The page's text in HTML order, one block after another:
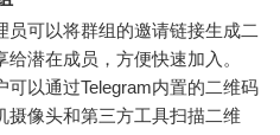
员可以将群组的邀请链接生成二
潜在成员，方便快速加入。
可以通过Telegram内置的二维码
摄像头和第三方工具扫描二维